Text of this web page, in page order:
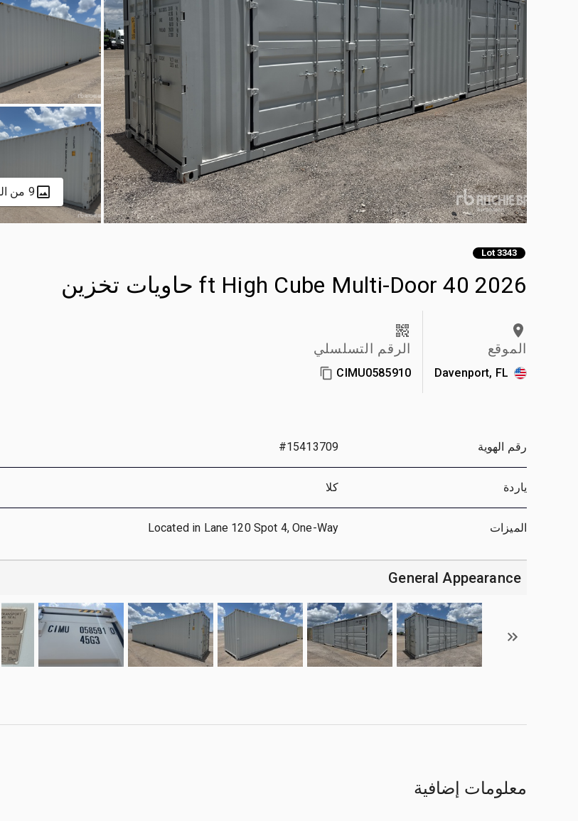
9 من الصور
Lot 3343
2026 40 ft High Cube Multi-Door حاويات تخزين
الموقع
Davenport, FL
الرقم التسلسلي
CIMU0585910
رقم الهوية #15413709
ياردة كلا
الميزات Located in Lane 120 Spot 4, One-Way
General Appearance
معلومات إضافية